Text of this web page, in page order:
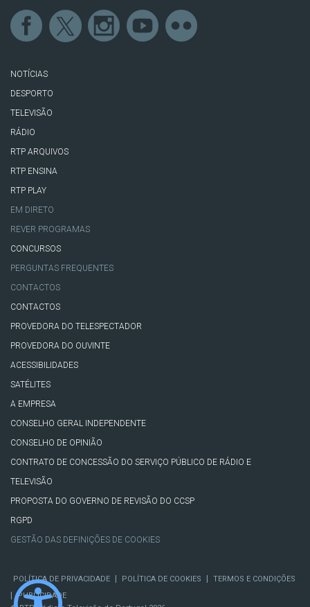
NOTÍCIAS
DESPORTO
TELEVISÃO
RÁDIO
RTP ARQUIVOS
RTP ENSINA
RTP PLAY
EM DIRETO
REVER PROGRAMAS
CONCURSOS
PERGUNTAS FREQUENTES
CONTACTOS
CONTACTOS
PROVEDORA DO TELESPECTADOR
PROVEDORA DO OUVINTE
ACESSIBILIDADES
SATÉLITES
A EMPRESA
CONSELHO GERAL INDEPENDENTE
CONSELHO DE OPINIÃO
CONTRATO DE CONCESSÃO DO SERVIÇO PÚBLICO DE RÁDIO E
TELEVISÃO
PROPOSTA DO GOVERNO DE REVISÃO DO CCSP
RGPD
GESTÃO DAS DEFINIÇÕES DE COOKIES
POLÍTICA DE PRIVACIDADE POLÍTICA DE COOKIES TERMOS E CONDIÇÕES
PUBLICIDADE